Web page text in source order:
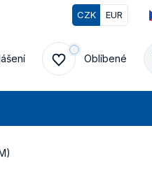
CZK EUR
Oblíbené